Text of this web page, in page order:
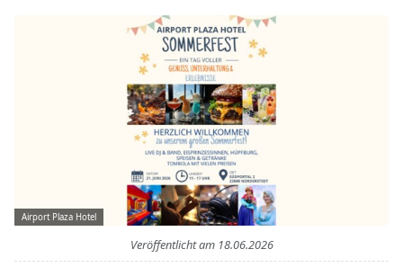
Airport Plaza Hotel
Veröffentlicht am 18.06.2026